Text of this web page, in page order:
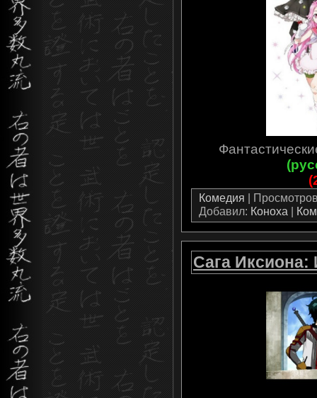
Комедия |
Добавил: Коноха |
Сага Иксиона: